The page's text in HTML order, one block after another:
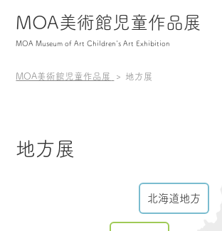
MOA美術館児童作品展
MOA Museum of Art Children's Art Exhibition
MOA美術館児童作品展 地方展
地方展
北海道地方